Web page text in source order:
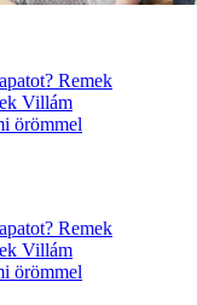
Remek
Villám
örömmel
Remek
Villám
örömmel